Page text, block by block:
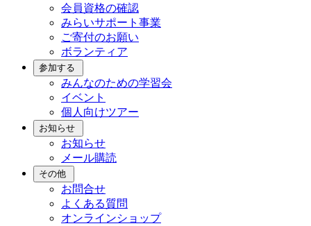
会員資格の確認
みらいサポート事業
ご寄付のお願い
ボランティア
参加する
みんなのための学習会
イベント
個人向けツアー
お知らせ
お知らせ
メール購読
その他
お問合せ
よくある質問
オンラインショップ